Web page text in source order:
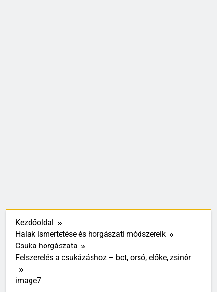
Kezdőoldal
Halak ismertetése és horgászati módszereik
Csuka horgászata
Felszerelés a csukázáshoz – bot, orsó, előke, zsinór
image7